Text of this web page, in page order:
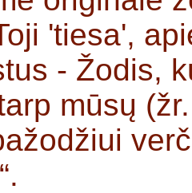
'tiesa',
- Žodis,
mūsų